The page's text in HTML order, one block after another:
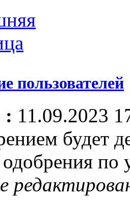
пользователей
: 11.09.2023
будет
по